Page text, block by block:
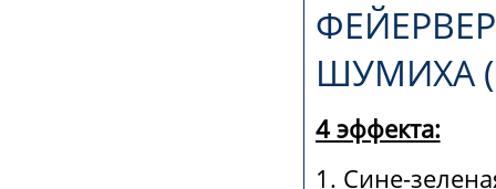
ШУМИХА
4 эффекта:
1. Сине-